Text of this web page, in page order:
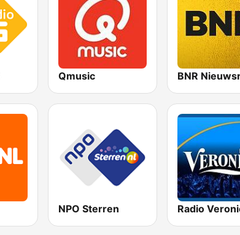
Qmusic BNR
NPO Sterren Radio